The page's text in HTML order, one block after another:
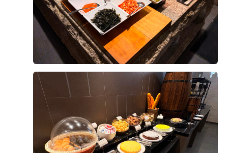
고기 코너
뷔페의 꽃은 뭐니 뭐니 해도
역시 즉석에서 구워주는 스테이크 아니겠어요?
홀린 듯이 달려갔답니다.
비주얼부터 진짜 대박이었어요!
스테이크 옆에 구운 야채랑 구운 마늘,
다양한 소스(홀그레인 머스타드, 스테이크 소스 등)까지
알차게 세팅되어 있더라고요.
취향껏 예쁘게 플레이팅해서 가져올 수 있어서
레스토랑에서 코스 요리 먹는 기분까지 들었어요
기타 식사 코너
부 입장, 행진 시 연출될 샹들리에의 움직임도 너무 예뻤
답니다.
그리고 아무래도 식사가 제일 중요할텐데 솔직히 저 뿐만
아니라 주변 남성 지인들은 호텔식 코스 요리면 실컷 먹
이 크기때문에 130가지 이상 메뉴에 스테이크까지 있는
메뉴 확인하고 ok?? 했습니다. 뷔페 코너 이동동선이 좀
좁다라는 느낌은 있었는데. 홀이 이뻐서 이정도는 감안할
수 있겠다라는 생각이들었습니다.
위더스홀 이후 3곳을 더 투어했지만, 처음 봤던 홀의 웅
곳 들리실 필요없어서 그냥 바로
한복대여 계약도 했습니다. 너무 편하고 좋을 것 같아서
뿌듯합니다.
예랑이와의 둘만의 결혼식이 아닌만큼 홀 로비 분위기나
연회장 분위기도 걱정했었는데 전혀 그런 걱정도 안되구
요. 정말 잘 계약한 것 같습니다. :ㅇ
27년 7월이 예식이지만 얼마안남았는데..! 너무 예쁜 홀
베뉴를 선택할 수 있어서 참 행복해졌습니다.
후기가 도움이 되었나요? 1
양승모, 황새미 2026-08-08 11명 읽음
결혼 준비를 시작하면서 생각보다 알아봐야 할 것도 많고
업체를 선택하는 과정도 쉽지 않았는데, 여러 곳을 비교
해본 후 상담을 받아보니 왜 많은 분들이 선택하는지 알
것 같았습니다. 처음 상담할 때부터 친절하고 편안한 분
위기에서 진행해 주셔서 부담 없이 궁금한 점들을 물어볼
수 있었고, 제가 잘 몰랐던 부분까지 하나하나 자세하게
설명해 주셔서 이해하기 쉬웠습니다. 단순히 계약을 권유
하기보다는 저희가 원하는 스타일과 예산을 고려해서 필
더 보기